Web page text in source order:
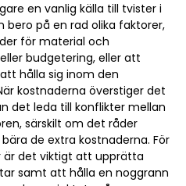
en vanlig källa till tvister i
bero på en rad olika faktorer,
för material och
budgetering, eller att
hålla sig inom den
kostnaderna överstiger det
det leda till konflikter mellan
särskilt om det råder
de extra kostnaderna. För
är det viktigt att upprätta
samt att hålla en noggrann